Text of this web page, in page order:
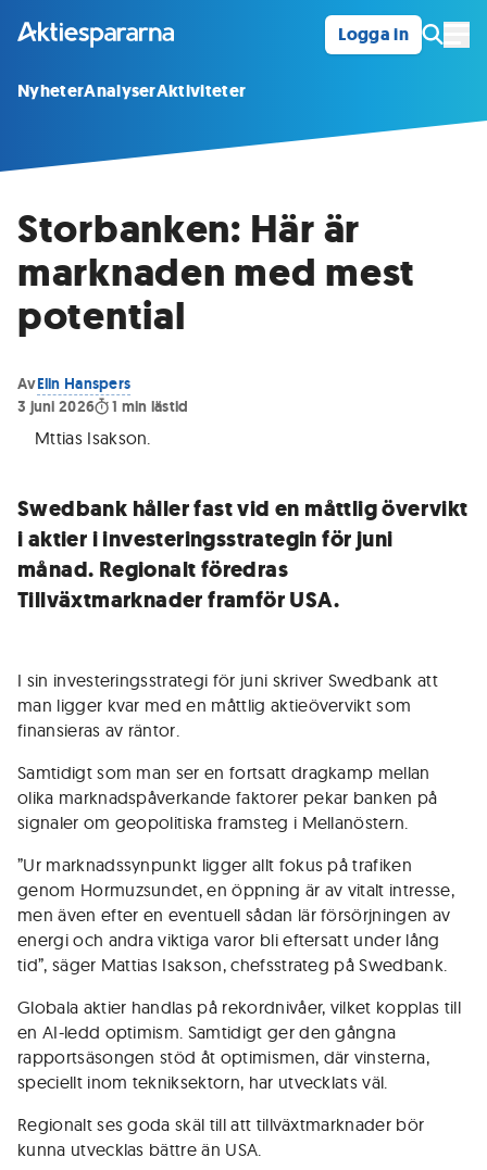
Logga in
NyheterAnalyserAktiviteter
Storbanken: Här är
marknaden med mest
potential
AvElin Hanspers
3 juni 2026
1 min lästid
Mttias Isakson.
Swedbank håller fast vid en måttlig övervikt
i aktier i investeringsstrategin för juni
månad. Regionalt föredras
Tillväxtmarknader framför USA.
I sin investeringsstrategi för juni skriver Swedbank att
man ligger kvar med en måttlig aktieövervikt som
finansieras av räntor.
Samtidigt som man ser en fortsatt dragkamp mellan
olika marknadspåverkande faktorer pekar banken på
signaler om geopolitiska framsteg i Mellanöstern.
”Ur marknadssynpunkt ligger allt fokus på trafiken
genom Hormuzsundet, en öppning är av vitalt intresse,
men även efter en eventuell sådan lär försörjningen av
energi och andra viktiga varor bli eftersatt under lång
tid”, säger Mattias Isakson, chefsstrateg på Swedbank.
Globala aktier handlas på rekordnivåer, vilket kopplas till
en AI-ledd optimism. Samtidigt ger den gångna
rapportsäsongen stöd åt optimismen, där vinsterna,
speciellt inom tekniksektorn, har utvecklats väl.
Regionalt ses goda skäl till att tillväxtmarknader bör
kunna utvecklas bättre än USA.